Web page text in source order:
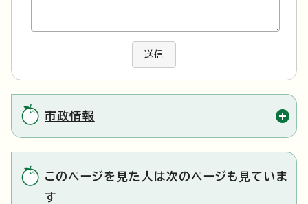
送信
市政情報
このページを見た人は次のページも見ていま
す